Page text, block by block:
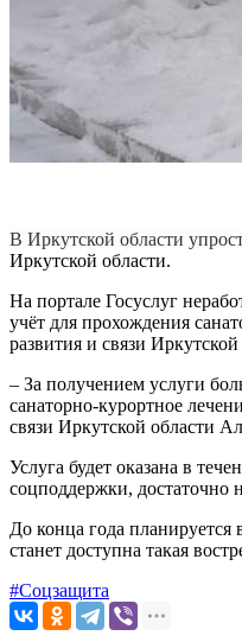
В Иркутской области
Иркутской области.
На портале Госуслуг
учёт для прохождения
развития и связи
– За получением услуги
санаторно-курортное
связи Иркутской области
Услуга будет оказана в
соцподдержки, достаточно
До конца года планируется
станет доступна такая
#Соцзащита